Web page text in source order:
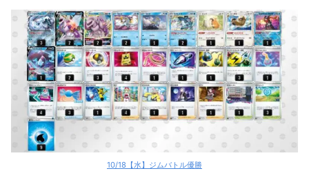
10/18【水】ジムバトル優勝